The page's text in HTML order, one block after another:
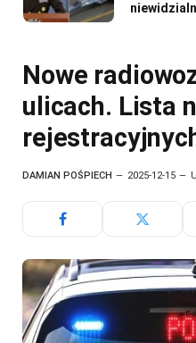
Nowe
ulicach. Lista
DAMIAN POŚPIECH 2025-12-15